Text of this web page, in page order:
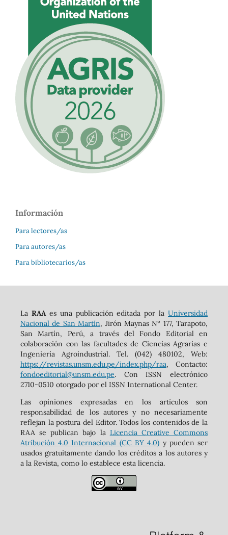
Información
Para lectores/as
Para autores/as
Para bibliotecarios/as
La RAAes una publicación editada por laUniversidad
Nacional de San Martín, Jirón Maynas N° 177, Tarapoto,
San Martín, Perú, a través del Fondo Editorial en
colaboración con las facultades de Ciencias Agrarias e
Ingeniería Agroindustrial. Tel. (042) 480102, Web:
https://revistas.unsm.edu.pe/index.php/raa, Contacto:
fondoeditorial@unsm.edu.pe. Con ISSN electrónico
2710-0510 otorgado por el ISSN International Center.
Las opiniones expresadas en los artículos son
responsabilidad de los autores y no necesariamente
reflejan la postura del Editor. Todos los contenidos de la
RAA se publican bajo la Licencia Creative Commons
Atribución 4.0 Internacional (CC BY 4.0) y pueden ser
usados gratuitamente dando los créditos a los autores y
a la Revista, como lo establece esta licencia.